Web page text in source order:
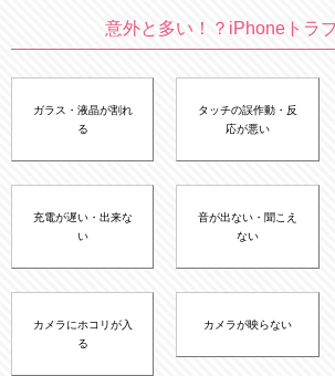
意外と多い！？iPhoneトラ
ガラス・液晶が割れ
る
タッチの誤作動・反
応が悪い
充電が遅い・出来な
い
音が出ない・聞こえ
ない
カメラにホコリが入
る
カメラが映らない